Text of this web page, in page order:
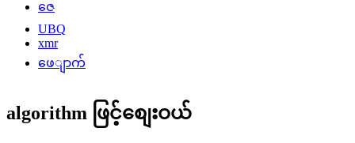
ဇေ
UBQ
xmr
ဖေျာက်
algorithm ဖြင့်စျေးဝယ်